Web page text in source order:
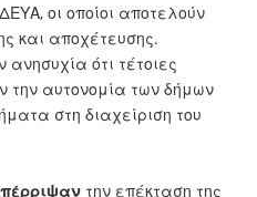
οι οποίοι αποτελούν
και αποχέτευσης.
ότι τέτοιες
την αυτονομία των δήμων
στη διαχείριση του
την επέκταση της